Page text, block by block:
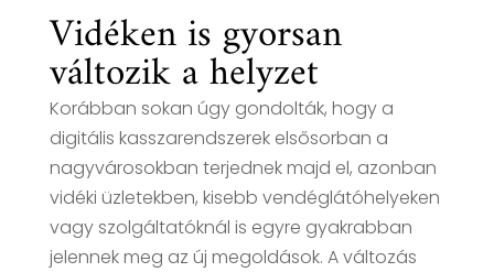
Vidéken is gyorsan
változik a helyzet
Korábban sokan úgy gondolták, hogy a
digitális kasszarendszerek elsősorban a
nagyvárosokban terjednek majd el, azonban
vidéki üzletekben, kisebb vendéglátóhelyeken
vagy szolgáltatóknál is egyre gyakrabban
jelennek meg az új megoldások. A változás